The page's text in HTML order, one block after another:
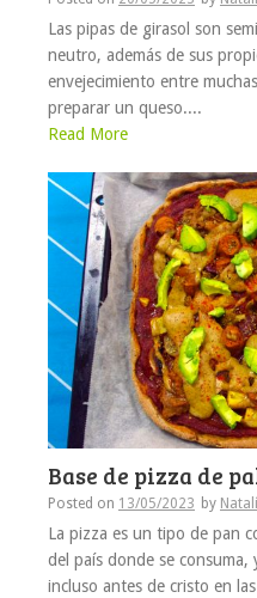
Las pipas de girasol son
neutro, además de sus
envejecimiento entre
preparar un queso....
Read More
Base de pizza de
Posted on 13/05/2023 by
La pizza es un tipo de pan
del país donde se
incluso antes de cristo en